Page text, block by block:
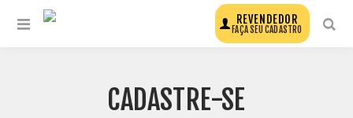
REVENDEDOR
FAÇA SEU CADASTRO
CADASTRE-SE